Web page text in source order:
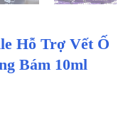
Hỗ Trợ Vết Ố
Bám 10ml